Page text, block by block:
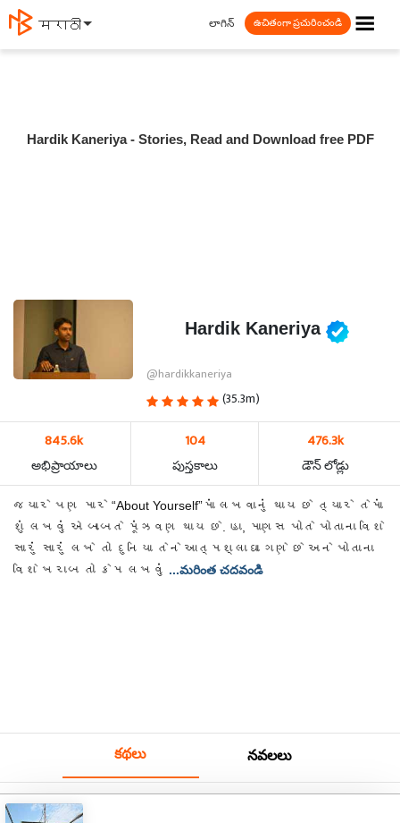
मराठी ☰
లాగిన్ ఉచితంగా ప్రచురించండి
Hardik Kaneriya - Stories, Read and Download free PDF
Hardik Kaneriya
@hardikkaneriya
(35.3m)
845.6k
అభిప్రాయాలు
104
పుస్తకాలు
476.3k
డౌన్ లోడ్లు
જયારે પણ મારે “About Yourself”માં લખવાનું થાય છે ત્યારે તેમાં
શું લખવું એ બાબતે મૂંઝવણ થાય છે. હા, માણસ પોતે પોતાના વિશે
સારું સારું લખે તો દુનિયા તેને આત્મશ્લાઘા ગણે છે અને પોતાના
વિશે ખરાબ તો કેમ લખવું ...మరింత చదవండి
కథలు నవలలు